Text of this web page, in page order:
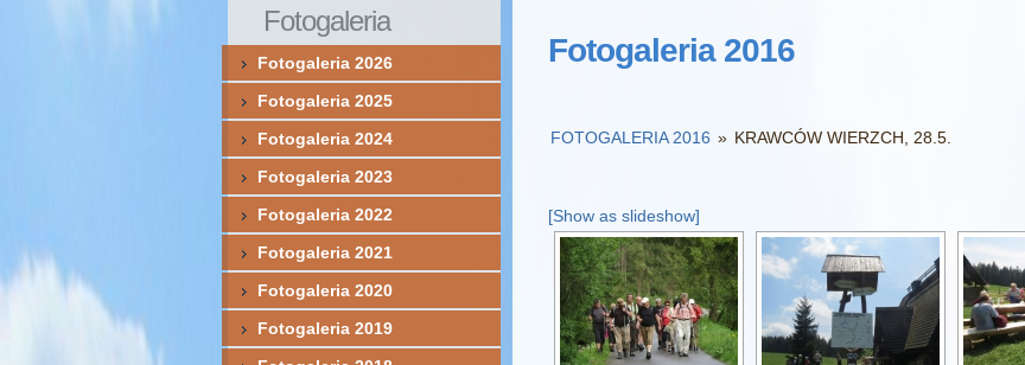
Fotogaleria 2016
FOTOGALERIA 2016 » KRAWCÓW WIERZCH, 28.5.
[Show as slideshow]
Fotogaleria
Fotogaleria 2026
Fotogaleria 2025
Fotogaleria 2024
Fotogaleria 2023
Fotogaleria 2022
Fotogaleria 2021
Fotogaleria 2020
Fotogaleria 2019